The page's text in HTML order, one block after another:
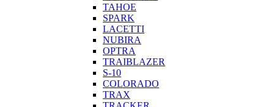
TAHOE
SPARK
LACETTI
NUBIRA
OPTRA
TRAIBLAZER
S-10
COLORADO
TRAX